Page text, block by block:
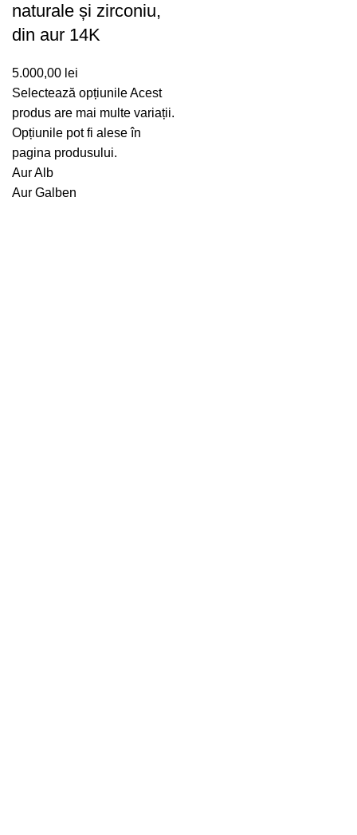
naturale și zirconiu,
din aur 14K
5.000,00 lei
Selectează opțiunileAcest
produs are mai multe variații.
Opțiunile pot fi alese în
pagina produsului.
Aur Alb
Aur Galben